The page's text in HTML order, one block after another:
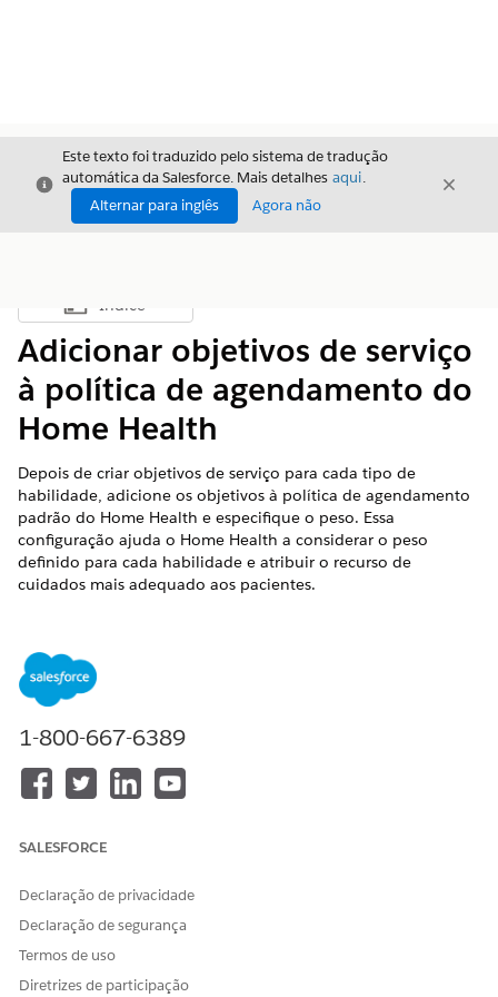
Fechar
Este texto foi traduzido pelo sistema de tradução
automática da Salesforce. Mais detalhes aqui.
Alternar para inglês
Agora não
Fechar
Mostrar índice
Índice
Adicionar objetivos de serviço
à política de agendamento do
Home Health
Depois de criar objetivos de serviço para cada tipo de
habilidade, adicione os objetivos à política de agendamento
padrão do Home Health e especifique o peso. Essa
configuração ajuda o Home Health a considerar o peso
definido para cada habilidade e atribuir o recurso de
cuidados mais adequado aos pacientes.
Disponível em: As edições
licenças de complemento do Health Cloud e do Home
Health
PERMISSÕES NECESSÁRIAS DO USUÁRIO
Para gerenciar a política de
No Iniciador de aplicativos, abra o aplicativo Field Service
SelecionePolítica de agendamento padrão do Home
Health.
Vá para a guiaRelacionado
1-800-667-6389
SALESFORCE
Declaração de privacidade
Declaração de segurança
Termos de uso
Diretrizes de participação